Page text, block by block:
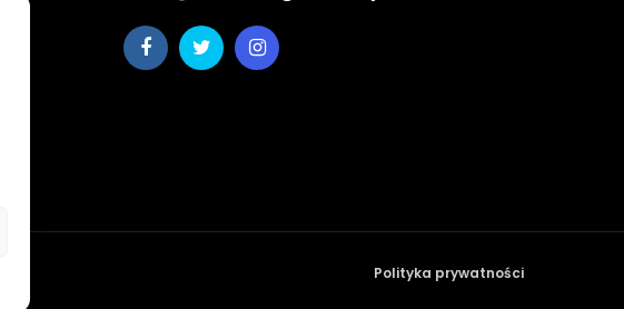
Polityka prywatności